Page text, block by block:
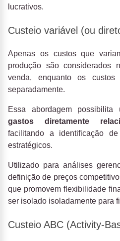
lucrativos.
Custeio variável (ou
Apenas os custos que
produção são considerados
venda, enquanto os custos
separadamente.
Essa abordagem possibilita
gastos diretamente
facilitando a identificação
estratégicos.
Utilizado para análises
definição de preços
que promovem flexibilidade
ser isolado isoladamente para
Custeio ABC (Activity-